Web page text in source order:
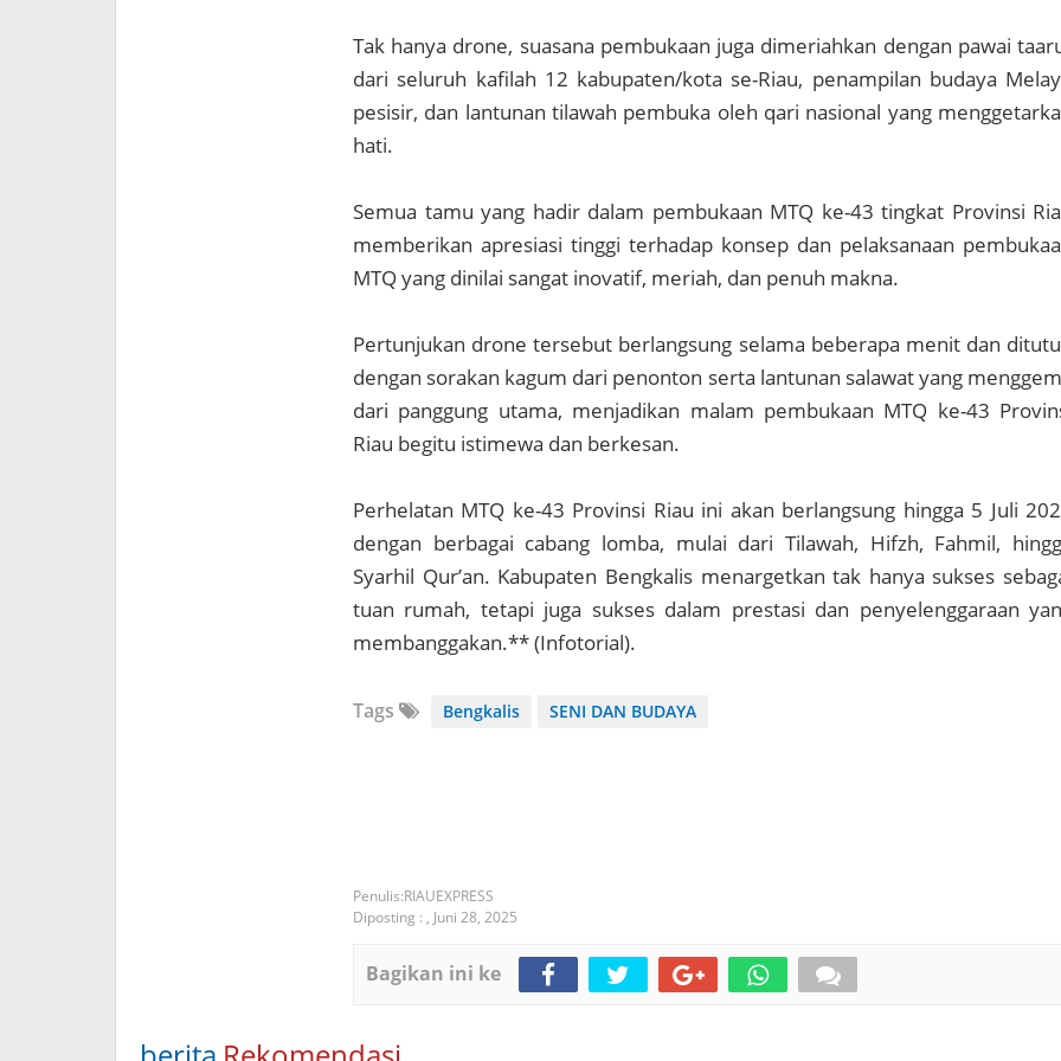
Tak hanya drone, suasana pembukaan juga dimeriahkan dengan pawai
dari seluruh kafilah 12 kabupaten/kota se-Riau, penampilan budaya
pesisir, dan lantunan tilawah pembuka oleh qari nasional yang
hati.
Semua tamu yang hadir dalam pembukaan MTQ ke-43 tingkat Provinsi
memberikan apresiasi tinggi terhadap konsep dan pelaksanaan
MTQ yang dinilai sangat inovatif, meriah, dan penuh makna.
Pertunjukan drone tersebut berlangsung selama beberapa menit dan
dengan sorakan kagum dari penonton serta lantunan salawat yang
dari panggung utama, menjadikan malam pembukaan MTQ ke-43
Riau begitu istimewa dan berkesan.
Perhelatan MTQ ke-43 Provinsi Riau ini akan berlangsung hingga 5 Juli
dengan berbagai cabang lomba, mulai dari Tilawah, Hifzh, Fahmil,
Syarhil Qur’an. Kabupaten Bengkalis menargetkan tak hanya sukses
tuan rumah, tetapi juga sukses dalam prestasi dan penyelenggaraan
membanggakan.** (Infotorial).
Tags Bengkalis SENI DAN BUDAYA
RIAUEXPRESS
Diposting : , Juni 28, 2025
Bagikan ini ke